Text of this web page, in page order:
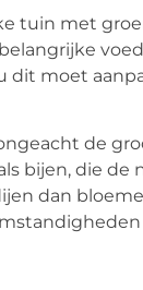
tuin met
moet
de
bijen, die
dan